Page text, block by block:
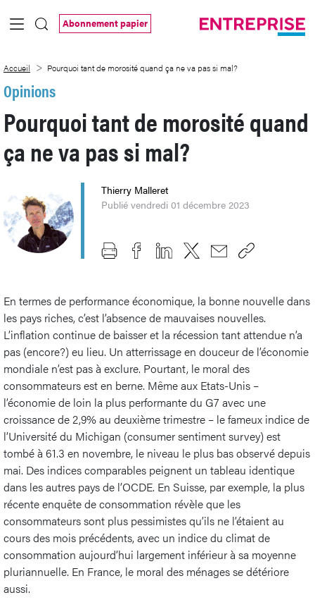
Saut au contenu principal
Abonnement papier
Accueil Pourquoi tant de morosité quand ça ne va pas si mal?
Opinions
Pourquoi tant de morosité quand
ça ne va pas si mal?
Thierry Malleret
Publié vendredi 01 décembre 2023
En termes de performance économique, la bonne nouvelle dans
les pays riches, c’est l’absence de mauvaises nouvelles.
L’inflation continue de baisser et la récession tant attendue n’a
pas (encore?) eu lieu. Un atterrissage en douceur de l’économie
mondiale n’est pas à exclure. Pourtant, le moral des
consommateurs est en berne. Même aux Etats-Unis –
l’économie de loin la plus performante du G7 avec une
croissance de 2,9% au deuxième trimestre – le fameux indice de
l’Université du Michigan (consumer sentiment survey) est
tombé à 61.3 en novembre, le niveau le plus bas observé depuis
mai. Des indices comparables peignent un tableau identique
dans les autres pays de l’OCDE. En Suisse, par exemple, la plus
récente enquête de consommation révèle que les
consommateurs sont plus pessimistes qu’ils ne l’étaient au
cours des mois précédents, avec un indice du climat de
consommation aujourd’hui largement inférieur à sa moyenne
pluriannuelle. En France, le moral des ménages se détériore
aussi.